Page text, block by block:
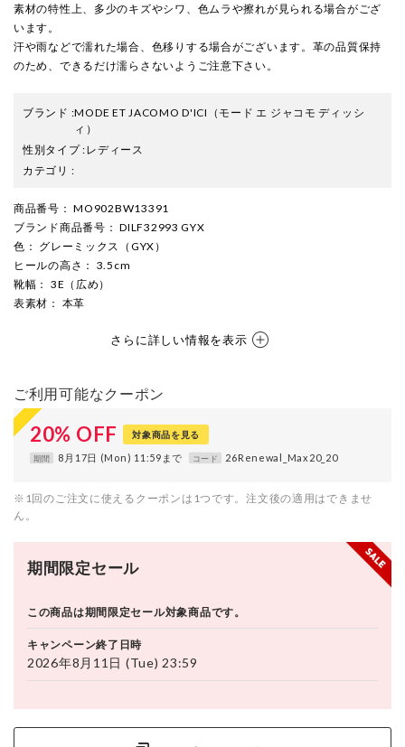
素材の特性上、多少のキズやシワ、色ムラや擦れが見られる場合がござ
います。
汗や雨などで濡れた場合、色移りする場合がございます。革の品質保持
のため、できるだけ濡らさないようご注意下さい。
ブランド :MODE ET JACOMO D'ICI （モード エ ジャコモ ディッシ
ィ）
性別タイプ:レディース
カテゴリ :
商品番号 ： MO902BW13391
ブランド商品番号 ： DILF32993 GYX
色 ： グレーミックス（GYX）
ヒールの高さ ： 3.5cm
靴幅 ： 3E（広め）
表素材 ： 本革
さらに詳しい情報を表示
ご利用可能なクーポン
20% OFF 対象商品を見る
期間 8月17日 (Mon) 11:59まで コード 26Renewal_Max20_20
※1回のご注文に使えるクーポンは1つです。注文後の適用はできませ
ん。
期間限定セール
この商品は期間限定セール対象商品です。
キャンペーン終了日時
2026年8月11日 (Tue) 23:59